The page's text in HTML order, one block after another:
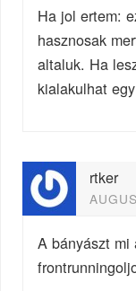
Ha jol ertem:
hasznosak
altaluk. Ha
kialakulhat
rtker
A bányászt mi